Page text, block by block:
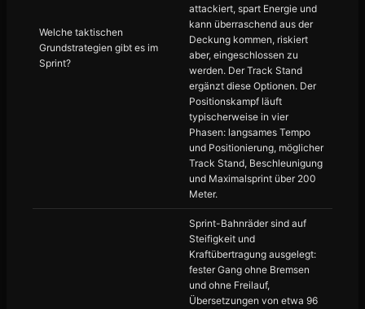
Welche taktischen
Grundstrategien gibt es im
Sprint?
attackiert, spart Energie und
kann überraschend aus der
Deckung kommen, riskiert
aber, eingeschlossen zu
werden. Der Track Stand
ergänzt diese Optionen. Der
Positionskampf läuft
typischerweise in vier
Phasen: langsames Tempo
und Positionierung, möglicher
Track Stand, Beschleunigung
und Maximalsprint über 200
Meter.
Sprint-Bahnräder sind auf
Steifigkeit und
Kraftübertragung ausgelegt:
fester Gang ohne Bremsen
und ohne Freilauf,
Übersetzungen von etwa 96